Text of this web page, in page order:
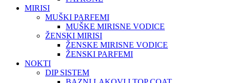
MIRISI
MUŠKI PARFEMI
MUŠKE MIRISNE VODICE
ŽENSKI MIRISI
ŽENSKE MIRISNE VODICE
ŽENSKI PARFEMI
NOKTI
DIP SISTEM